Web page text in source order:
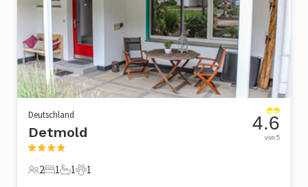
Deutschland
Detmold
2 Gäste
2
1 Schlafzimmer
1
1 Badezimmer
1
1 Haustier
1
4.6
von 5